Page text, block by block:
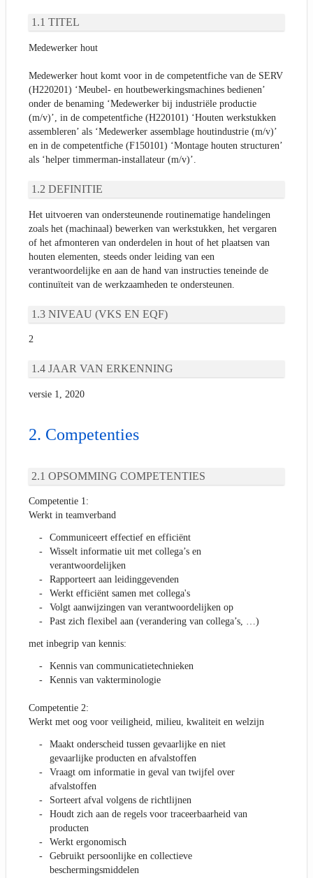
TITEL
Medewerker hout
Medewerker hout komt voor in de competentfiche van de SERV
(H220201) ‘Meubel- en houtbewerkingsmachines bedienen’
onder de benaming ‘Medewerker bij industriële productie
(m/v)’, in de competentfiche (H220101) ‘Houten werkstukken
assembleren’ als ‘Medewerker assemblage houtindustrie (m/v)’
en in de competentfiche (F150101) ‘Montage houten structuren’
als ‘helper timmerman-installateur (m/v)’.
DEFINITIE
Het uitvoeren van ondersteunende routinematige handelingen
zoals het (machinaal) bewerken van werkstukken, het vergaren
of het afmonteren van onderdelen in hout of het plaatsen van
houten elementen, steeds onder leiding van een
verantwoordelijke en aan de hand van instructies teneinde de
continuïteit van de werkzaamheden te ondersteunen.
NIVEAU (VKS EN EQF)
2
JAAR VAN ERKENNING
versie 1, 2020
Competenties
OPSOMMING COMPETENTIES
Competentie 1:
Werkt in teamverband
Communiceert effectief en efficiënt
Wisselt informatie uit met collega’s en
verantwoordelijken
Rapporteert aan leidinggevenden
Werkt efficiënt samen met collega's
Volgt aanwijzingen van verantwoordelijken op
Past zich flexibel aan (verandering van collega’s, …)
met inbegrip van kennis:
Kennis van communicatietechnieken
Kennis van vakterminologie
Competentie 2:
Werkt met oog voor veiligheid, milieu, kwaliteit en welzijn
Maakt onderscheid tussen gevaarlijke en niet
gevaarlijke producten en afvalstoffen
Vraagt om informatie in geval van twijfel over
afvalstoffen
Sorteert afval volgens de richtlijnen
Houdt zich aan de regels voor traceerbaarheid van
producten
Werkt ergonomisch
Gebruikt persoonlijke en collectieve
beschermingsmiddelen